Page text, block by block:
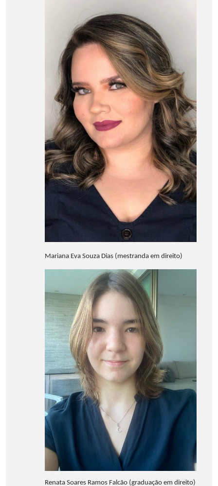
Mariana Eva Souza Dias (mestranda em direito)
Renata Soares Ramos Falcão (graduação em direito)